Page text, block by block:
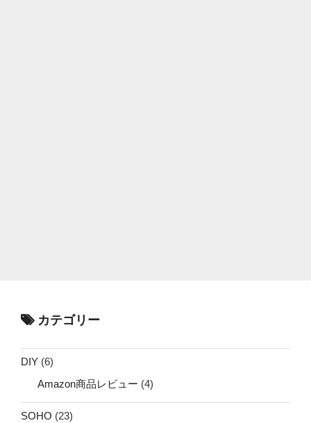
カテゴリー
DIY (6)
Amazon商品レビュー (4)
SOHO (23)